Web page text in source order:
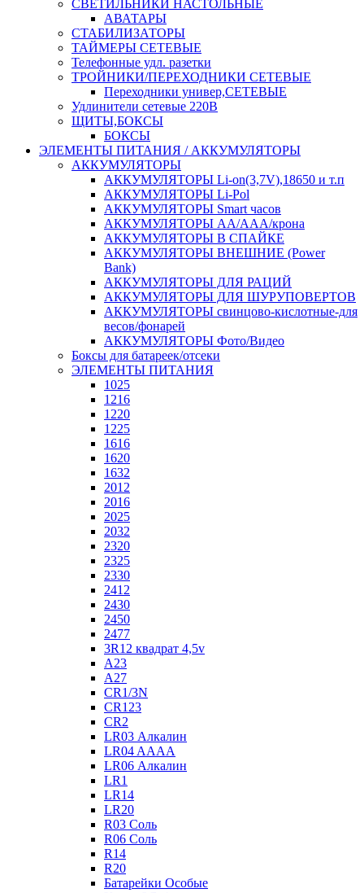
СВЕТИЛЬНИКИ НАСТОЛЬНЫЕ
АВАТАРЫ
СТАБИЛИЗАТОРЫ
ТАЙМЕРЫ СЕТЕВЫЕ
Телефонные удл. разетки
ТРОЙНИКИ/ПЕРЕХОДНИКИ СЕТЕВЫЕ
Переходники универ,СЕТЕВЫЕ
Удлинители сетевые 220В
ЩИТЫ,БОКСЫ
БОКСЫ
ЭЛЕМЕНТЫ ПИТАНИЯ / АККУМУЛЯТОРЫ
АККУМУЛЯТОРЫ
АККУМУЛЯТОРЫ Li-on(3,7V),18650 и т.п
АККУМУЛЯТОРЫ Li-Pol
АККУМУЛЯТОРЫ Smart часов
АККУМУЛЯТОРЫ АА/ААА/крона
АККУМУЛЯТОРЫ В СПАЙКЕ
АККУМУЛЯТОРЫ ВНЕШНИЕ (Power
Bank)
АККУМУЛЯТОРЫ ДЛЯ РАЦИЙ
АККУМУЛЯТОРЫ ДЛЯ ШУРУПОВЕРТОВ
АККУМУЛЯТОРЫ свинцово-кислотные-для
весов/фонарей
АККУМУЛЯТОРЫ Фото/Видео
Боксы для батареек/отсеки
ЭЛЕМЕНТЫ ПИТАНИЯ
1025
1216
1220
1225
1616
1620
1632
2012
2016
2025
2032
2320
2325
2330
2412
2430
2450
2477
3R12 квадрат 4,5v
A23
A27
CR1/3N
CR123
CR2
LR03 Алкалин
LR04 AAAA
LR06 Алкалин
LR1
LR14
LR20
R03 Соль
R06 Соль
R14
R20
Батарейки Особые